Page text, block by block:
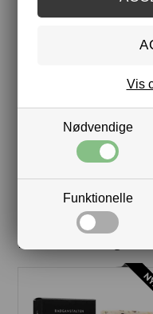
Nødvendige
Funktionelle
Vis
ANSIGTSOLIE - E-VITAMIN
159,00 119,25
Kunder købte også